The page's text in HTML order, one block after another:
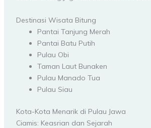
Destinasi Wisata Bitung
Pantai Tanjung Merah
Pantai Batu Putih
Pulau Obi
Taman Laut Bunaken
Pulau Manado Tua
Pulau Siau
Kota-Kota Menarik di Pulau Jawa
Ciamis: Keasrian dan Sejarah